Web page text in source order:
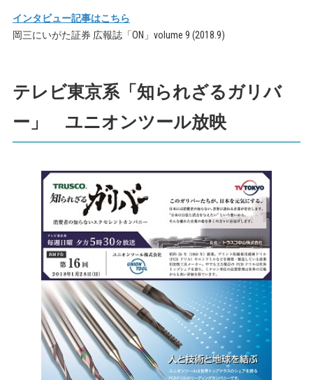
インタビュー記事はこちら
岡三にいがた証券 広報誌「ON」volume 9 (2018.9)
テレビ東京系「知られざるガリバ
ー」 ユニオンツール放映